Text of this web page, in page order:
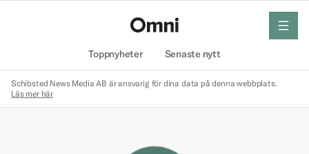
Toppnyheter Senaste nytt
meny
Schibsted News Media AB är ansvarig för dina data på denna webbplats.
Läs mer här